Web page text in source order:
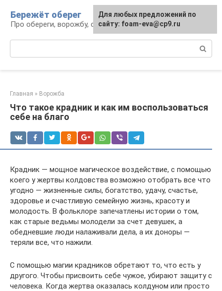
контенту
Бережёт оберег
Про обереги, ворожбу, сны и гадания
Главная » Ворожба
Что такое крадник и как им воспользоваться
себе на благо
Крадник — мощное магическое воздействие, с помощью
коего у жертвы колдовства возможно отобрать все что
угодно — жизненные силы, богатство, удачу, счастье,
здоровье и счастливую семейную жизнь, красоту и
молодость. В фольклоре запечатлены истории о том,
как старые ведьмы молодели за счет девушек, а
обедневшие люди налаживали дела, а их доноры —
теряли все, что нажили.
С помощью магии крадников обретают то, что есть у
другого. Чтобы присвоить себе чужое, убирают защиту с
человека. Когда жертва оказалась колдуном или просто
Для любых предложений по
сайту: foam-eva@cp9.ru